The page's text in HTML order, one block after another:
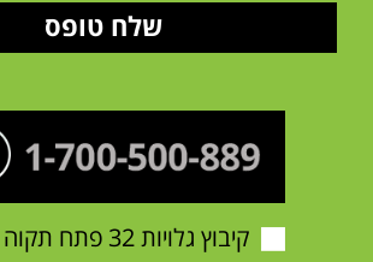
קיבוץ גלויות 32 פתח תקוה